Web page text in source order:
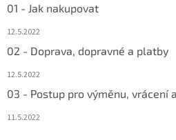
01 - Jak nakupovat
12.5.2022
02 - Doprava, dopravné a platby
12.5.2022
03 - Postup pro výměnu, vrácení
11.5.2022